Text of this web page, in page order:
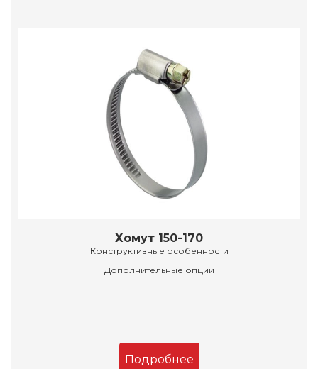
Хомут 150-170
Конструктивные особенности
Дополнительные опции
Подробнее